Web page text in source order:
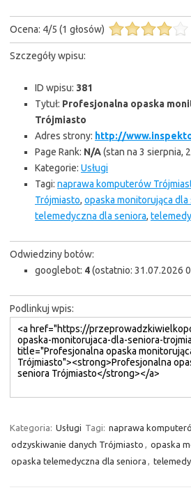
Ocena: 4/5 (1 głosów)
Szczegóły wpisu:
ID wpisu: 381
Tytuł: Profesjonalna opaska
Trójmiasto
Adres strony: http://
Page Rank: N/A(stan na 3 sierpnia,
Kategorie: Usługi
Tagi: naprawa komputerów
Trójmiasto, opaska monitorująca dla
telemedyczna dla seniora,
Odwiedziny botów:
googlebot: 4(ostatnio: 31.07.2026
Podlinkuj wpis:
Kategoria: Usługi Tagi: naprawa
odzyskiwanie danych Trójmiasto , opaska
opaska telemedyczna dla seniora ,